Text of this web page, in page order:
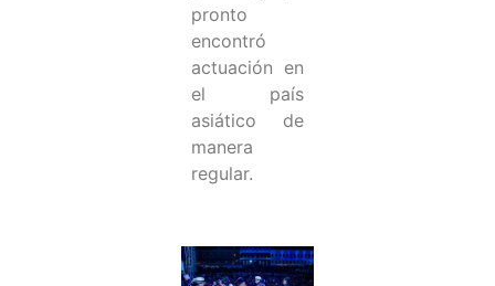
pronto
encontró
actuación en
el país
asiático de
manera
regular.